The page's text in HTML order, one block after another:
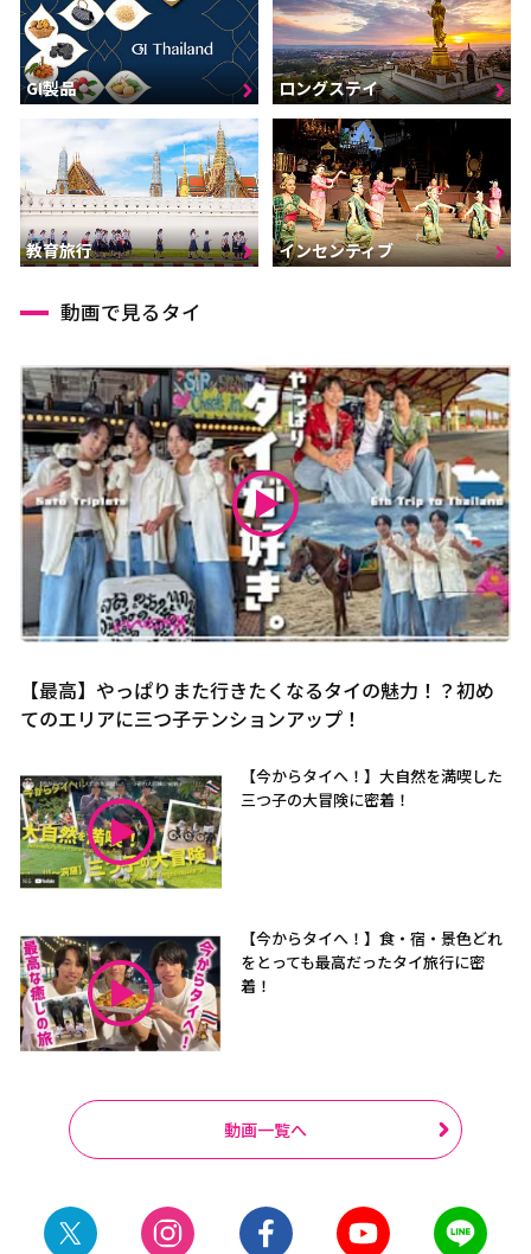
GI製品 ロングステイ
教育旅行 インセンティブ
動画で見るタイ
【最高】やっぱりまた行きたくなるタイの魅力！？初め
てのエリアに三つ子テンションアップ！
【今からタイへ！】大自然を満喫した
三つ子の大冒険に密着！
【今からタイへ！】食・宿・景色どれ
をとっても最高だったタイ旅行に密
着！
動画一覧へ